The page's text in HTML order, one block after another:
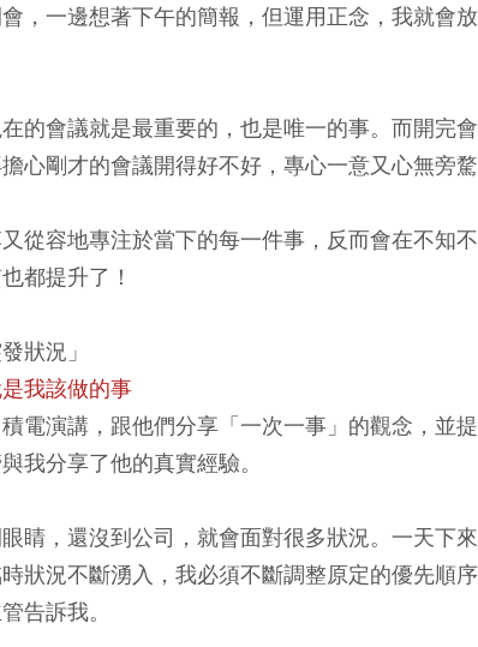
，一邊想著下午的簡報，但運用正念，我就會
的會議就是最重要的，也是唯一的事。而開完
心剛才的會議開得好不好，專心一意又心無旁騖
從容地專注於當下的每一件事，反而會在不知
都提升了！
狀況」
我該做的事
電演講，跟他們分享「一次一事」的觀念，並
我分享了他的真實經驗。
眼睛，還沒到公司，就會面對很多狀況。一天下
狀況不斷湧入，我必須不斷調整原定的優先順
告訴我。